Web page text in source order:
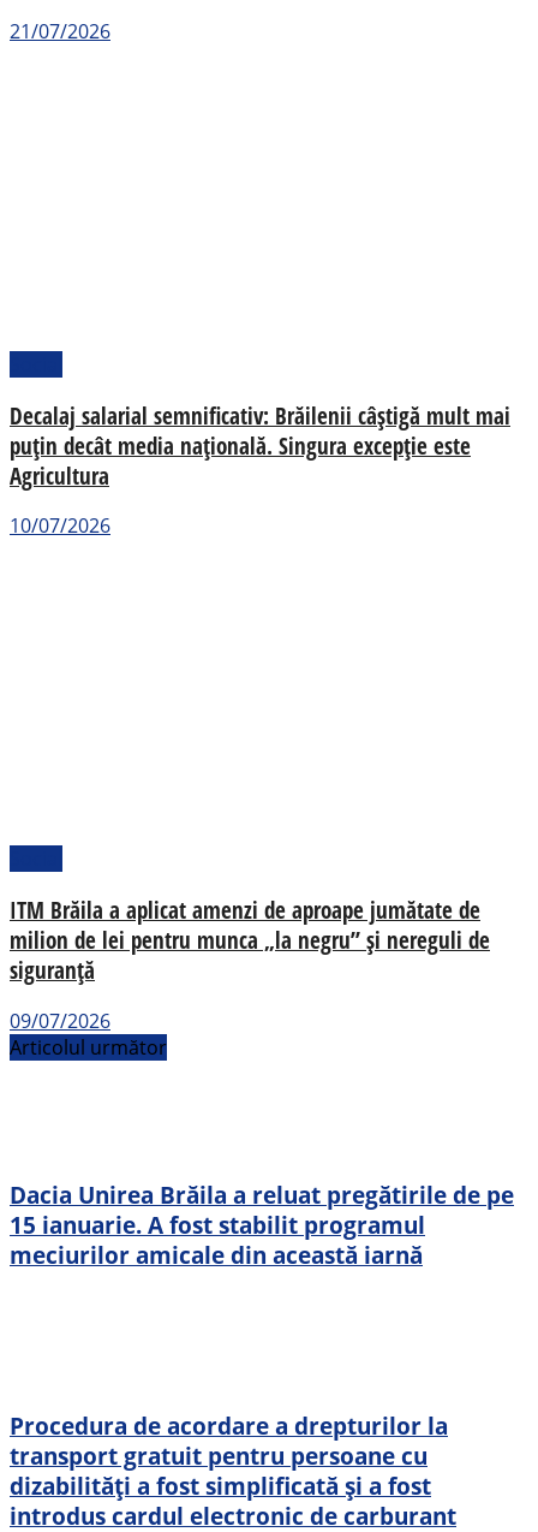
21/07/2026
Decalaj salarial semnificativ: Brăilenii câștigă mult mai
puțin decât media națională. Singura excepție este
Agricultura
10/07/2026
ITM Brăila a aplicat amenzi de aproape jumătate de
milion de lei pentru munca „la negru” și nereguli de
siguranță
09/07/2026
Articolul următor
Dacia Unirea Brăila a reluat pregătirile de pe
15 ianuarie. A fost stabilit programul
meciurilor amicale din această iarnă
Procedura de acordare a drepturilor la
transport gratuit pentru persoane cu
dizabilități a fost simplificată și a fost
introdus cardul electronic de carburant